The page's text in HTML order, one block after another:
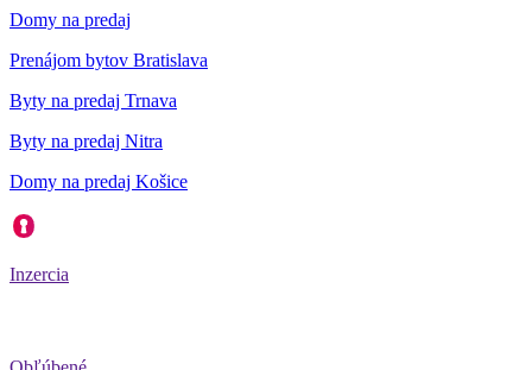
Domy na predaj
Prenájom bytov Bratislava
Byty na predaj Trnava
Byty na predaj Nitra
Domy na predaj Košice
Inzercia